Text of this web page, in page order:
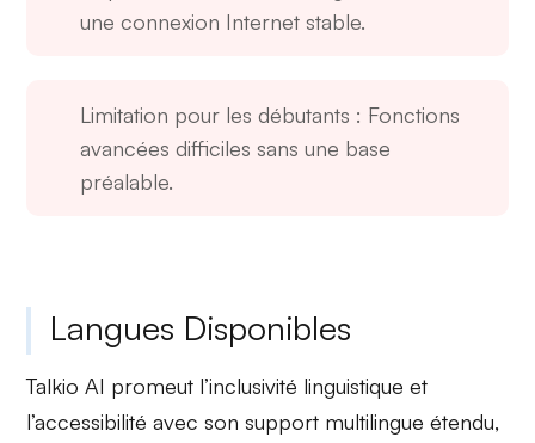
une connexion Internet stable.
Limitation pour les débutants : Fonctions
avancées difficiles sans une base
préalable.
Langues Disponibles
Talkio AI promeut l’inclusivité linguistique et
l’accessibilité avec son support multilingue étendu,